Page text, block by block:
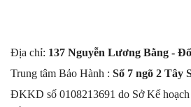
Địa chỉ: 137 Nguyễn Lương Bằng -
Trung tâm Bảo Hành : Số 7 ngõ 2 Tây
ĐKKD số 0108213691 do Sở Kế